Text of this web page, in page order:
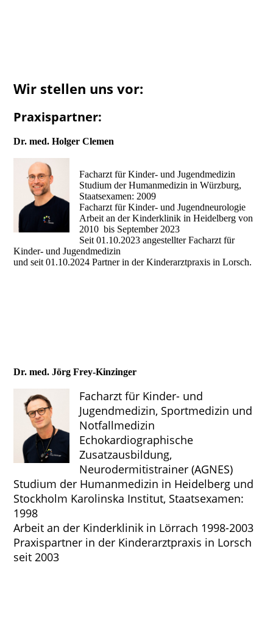
Wir stellen uns vor:
Praxispartner:
Dr. med. Holger Clemen
Facharzt für Kinder- und Jugendmedizin
Studium der Humanmedizin in Würzburg,
Staatsexamen: 2009
Facharzt für Kinder- und Jugendneurologie
Arbeit an der Kinderklinik in Heidelberg von
2010 bis September 2023
Seit 01.10.2023 angestellter Facharzt für
Kinder- und Jugendmedizin
und seit 01.10.2024 Partner in der Kinderarztpraxis in Lorsch.
Dr. med. Jörg Frey-Kinzinger
Facharzt für Kinder- und
Jugendmedizin, Sportmedizin und
Notfallmedizin
Echokardiographische
Zusatzausbildung,
Neurodermitistrainer (AGNES)
Studium der Humanmedizin in Heidelberg und
Stockholm Karolinska Institut, Staatsexamen:
1998
Arbeit an der Kinderklinik in Lörrach 1998-2003
Praxispartner in der Kinderarztpraxis in Lorsch
seit 2003